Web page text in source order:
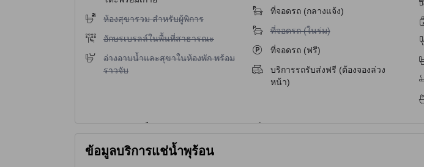
ไม่มีบริการห้องสุขารวม สำหรับผู้พิการ
ห้องสุขารวม สำหรับผู้พิการ
ไม่มีบริการอักษรเบรลล์ในพื้นที่สาธารณะ
อักษรเบรลล์ในพื้นที่สาธารณะ
ไม่มีบริการอ่างอาบน้ำและสุขาในห้องพัก พร้อมราวจับ
อ่างอาบน้ำและสุขาในห้องพัก พร้อม
ราวจับ
ที่จอดรถ (กลางแจ้ง)
ไม่มีบริการที่จอดรถ (ในร่ม)
ที่จอดรถ (ในร่ม)
ที่จอดรถ (ฟรี)
บริการรถรับส่งฟรี (ต้องจองล่วง
หน้า)
ข้อมูลบริการแช่น้ำพุร้อน